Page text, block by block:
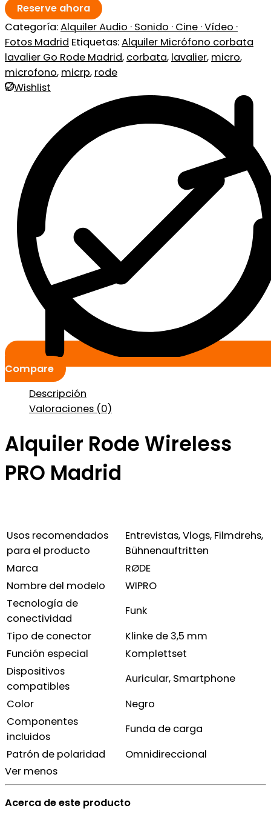
Reserve ahora
Categoría:Alquiler Audio · Sonido · Cine · Vídeo ·
Fotos Madrid Etiquetas:Alquiler Micrófono corbata
lavalier Go Rode Madrid, corbata, lavalier, micro,
microfono, micrp, rode
Wishlist
Compare
Descripción
Valoraciones (0)
Alquiler Rode Wireless
PRO Madrid
Usos recomendados
para el producto
Entrevistas, Vlogs, Filmdrehs,
Bühnenauftritten
Marca
RØDE
Nombre del modelo
WIPRO
Tecnología de
conectividad
Funk
Tipo de conector
Klinke de 3,5 mm
Función especial
Komplettset
Dispositivos
compatibles
Auricular, Smartphone
Color
Negro
Componentes
incluidos
Funda de carga
Patrón de polaridad
Omnidireccional
Ver menos
Acerca de este producto